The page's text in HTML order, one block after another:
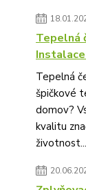
Tepelná
Tepelná
špičkové
domov?
kvalitu
životnost...